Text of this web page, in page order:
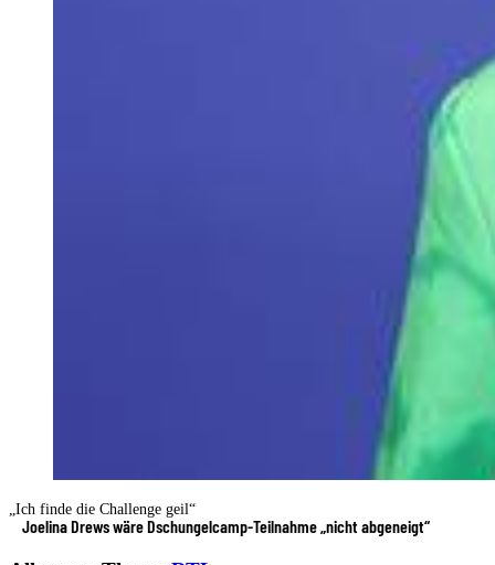
„Ich finde die Challenge geil“
Joelina Drews wäre Dschungelcamp-Teilnahme „nicht abgeneigt“